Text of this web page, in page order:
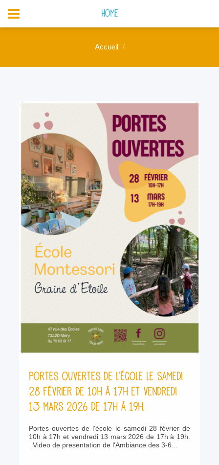
Home
Accueil
Portes ouvertes de l'école le samedi
28 février de 10h à 17h et vendredi
13 mars 2026 de 17h à 19h.
Portes ouvertes de l'école le samedi 28 février de
10h à 17h et vendredi 13 mars 2026 de 17h à 19h.
Video de presentation de l'Ambiance des 3-6...